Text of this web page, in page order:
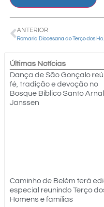
ANTERIOR
Últimas Notícias
Dança de São Gonçalo
fé, tradição e devoção no
Bosque Bíblico Santo
Janssen
Caminho de Belém terá
especial reunindo Terço
Homens e famílias